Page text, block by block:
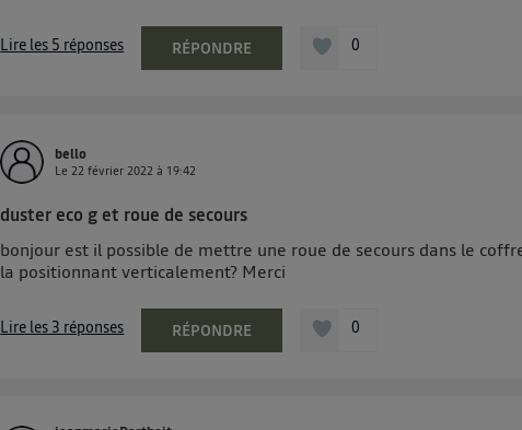
Lire les 5 réponses RÉPONDRE 0
bello
Le22 février 2022 à 19:42
duster eco g et roue de secours
bonjour est il possible de mettre une roue de secours dans le
la positionnant verticalement? Merci
Lire les 3 réponses RÉPONDRE 0